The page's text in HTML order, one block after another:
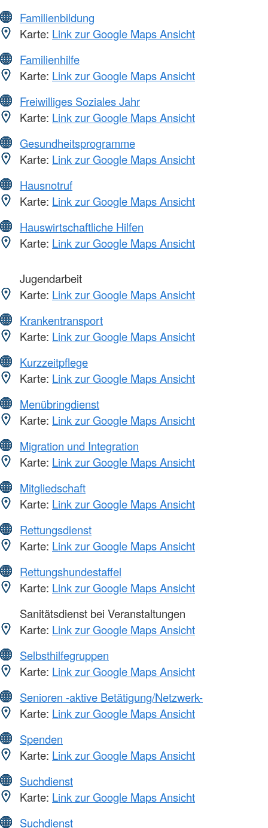
Familienbildung
Karte: Link zur Google Maps Ansicht
Familienhilfe
Karte: Link zur Google Maps Ansicht
Freiwilliges Soziales Jahr
Karte: Link zur Google Maps Ansicht
Gesundheitsprogramme
Karte: Link zur Google Maps Ansicht
Hausnotruf
Karte: Link zur Google Maps Ansicht
Hauswirtschaftliche Hilfen
Karte: Link zur Google Maps Ansicht
Jugendarbeit
Karte: Link zur Google Maps Ansicht
Krankentransport
Karte: Link zur Google Maps Ansicht
Kurzzeitpflege
Karte: Link zur Google Maps Ansicht
Menübringdienst
Karte: Link zur Google Maps Ansicht
Migration und Integration
Karte: Link zur Google Maps Ansicht
Mitgliedschaft
Karte: Link zur Google Maps Ansicht
Rettungsdienst
Karte: Link zur Google Maps Ansicht
Rettungshundestaffel
Karte: Link zur Google Maps Ansicht
Sanitätsdienst bei Veranstaltungen
Karte: Link zur Google Maps Ansicht
Selbsthilfegruppen
Karte: Link zur Google Maps Ansicht
Senioren -aktive Betätigung/Netzwerk-
Karte: Link zur Google Maps Ansicht
Spenden
Karte: Link zur Google Maps Ansicht
Suchdienst
Karte: Link zur Google Maps Ansicht
Suchdienst